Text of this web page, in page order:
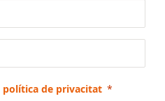
política de privacitat